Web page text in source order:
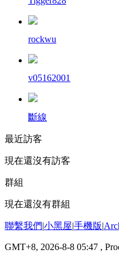
rockwu
v05162001
斷線
最近訪客
現在還沒有訪客
群組
現在還沒有群組
聯繫我們|小黑屋|手機版|
GMT+8, 2026-8-8 05:47 ,